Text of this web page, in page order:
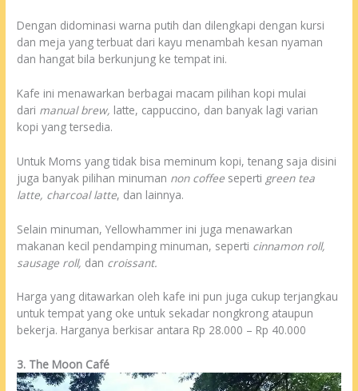
Dengan didominasi warna putih dan dilengkapi dengan kursi
dan meja yang terbuat dari kayu menambah kesan nyaman
dan hangat bila berkunjung ke tempat ini.
Kafe ini menawarkan berbagai macam pilihan kopi mulai
dari manual brew, latte, cappuccino, dan banyak lagi varian
kopi yang tersedia.
Untuk Moms yang tidak bisa meminum kopi, tenang saja disini
juga banyak pilihan minuman non coffee seperti green tea
latte, charcoal latte, dan lainnya.
Selain minuman, Yellowhammer ini juga menawarkan
makanan kecil pendamping minuman, seperti cinnamon roll,
sausage roll, dan croissant.
Harga yang ditawarkan oleh kafe ini pun juga cukup terjangkau
untuk tempat yang oke untuk sekadar nongkrong ataupun
bekerja. Harganya berkisar antara Rp 28.000 – Rp 40.000
3. The Moon Café